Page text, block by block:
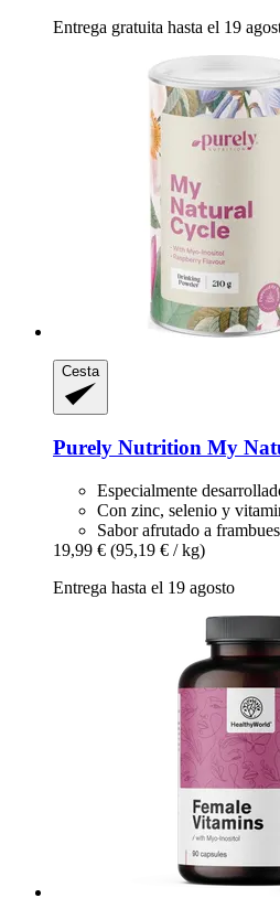
Entrega gratuita hasta el 19
Cesta
Purely Nutrition My
Especialmente
Con zinc, selenio y
Sabor afrutado a
19,99 € (95,19 € / kg)
Entrega hasta el 19 agosto